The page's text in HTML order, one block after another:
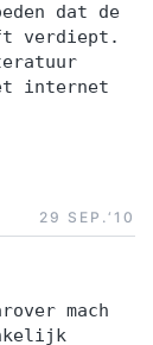
dat de
verdiept.
internet
29 SEP.‘10
mach